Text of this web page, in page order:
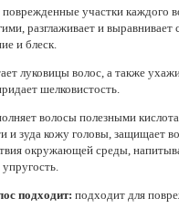
участки каждого
разглаживает и выравнивает
и блеск.
луковицы волос, а также
шелковистость.
волосы полезными
и зуда кожу головы, защищает
окружающей среды,
подходит: подходит для